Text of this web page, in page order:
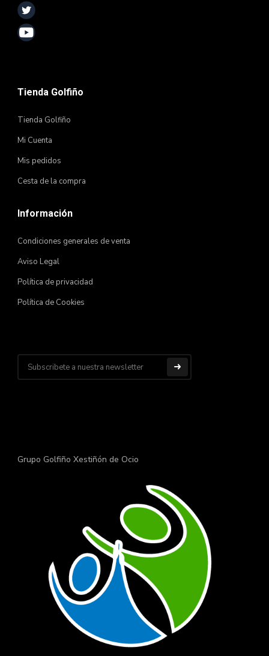
Tienda Golfiño
Tienda Golfiño
Mi Cuenta
Mis pedidos
Cesta de la compra
Información
Condiciones generales de venta
Aviso Legal
Política de privacidad
Política de Cookies
Grupo Golfiño Xestiñón de Ocio